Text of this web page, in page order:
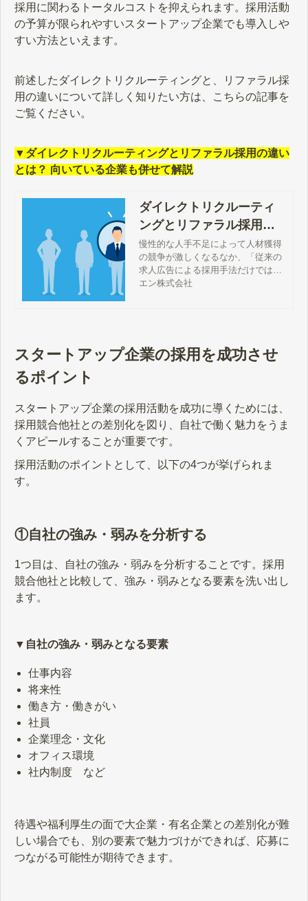
採用に関わるトータルコストを抑えられます。採用活動
の予算が限られやすいスタートアップ企業でも導入しや
すい方法といえます。
前述したダイレクトリクルーティングと、リファラル採
用の違いについて詳しく知りたい方は、こちらの記事を
ご覧ください。
▼ダイレクトリクルーティングとリファラル採用の違い
とは？ 向いている企業も併せて解説
ダイレクトリクルーティ
ングとリファラル採用の
違いとは？ 向いている企
業も併せて解説
慢性的な人手不足によって人材獲得
の競争が激しくなるなか、「従来の
求人広告による採用手法だけでは、
自社にマッチする優秀な人材確保が
では、ダイレクトリクルーティング
の概要をはじめ、リファラル採用と
いて解説します。
エン株式会社
スタートアップ企業の採用を成功させ
るポイント
スタートアップ企業の採用活動を成功に導くためには、
採用競合他社との差別化を図り、自社で働く魅力をうま
くアピールすることが重要です。
採用活動のポイントとして、以下の4つが挙げられま
す。
①自社の強み・弱みを分析する
1つ目は、自社の強み・弱みを分析することです。採用
競合他社と比較して、強み・弱みとなる要素を洗い出し
ます。
▼自社の強み・弱みとなる要素
仕事内容
将来性
働き方・働きがい
社員
企業理念・文化
オフィス環境
社内制度 など
待遇や福利厚生の面で大企業・有名企業との差別化が難
しい場合でも、別の要素で魅力づけができれば、応募に
つながる可能性が期待できます。